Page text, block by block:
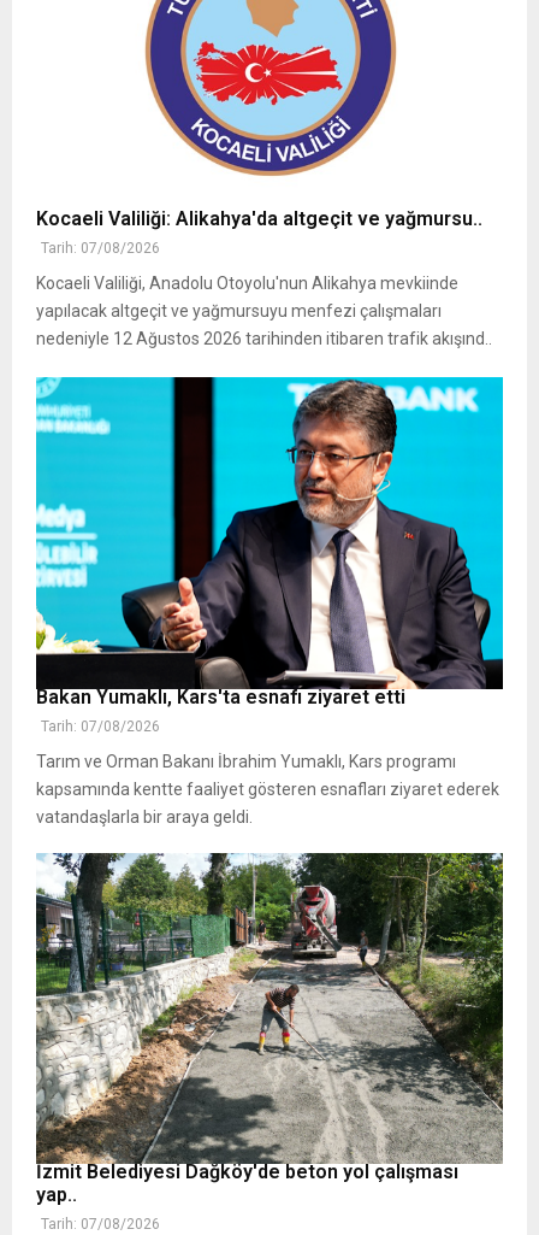
Kocaeli Valiliği: Alikahya'da altgeçit ve yağmursu..
Tarih: 07/08/2026
Kocaeli Valiliği, Anadolu Otoyolu'nun Alikahya mevkiinde
yapılacak altgeçit ve yağmursuyu menfezi çalışmaları
nedeniyle 12 Ağustos 2026 tarihinden itibaren trafik akışınd..
Bakan Yumaklı, Kars'ta esnafı ziyaret etti
Tarih: 07/08/2026
Tarım ve Orman Bakanı İbrahim Yumaklı, Kars programı
kapsamında kentte faaliyet gösteren esnafları ziyaret ederek
vatandaşlarla bir araya geldi.
İzmit Belediyesi Dağköy'de beton yol çalışması
yap..
Tarih: 07/08/2026